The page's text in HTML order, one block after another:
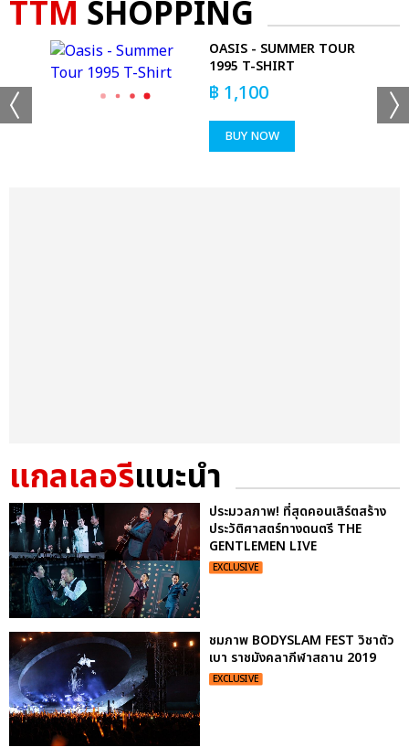
TTM SHOPPING
OASIS - SUMMER TOUR
1995 T-SHIRT
฿ 1,100
BUY NOW
แกลเลอรีแนะนำ
ประมวลภาพ! ที่สุดคอนเสิร์ตสร้าง
ประวัติศาสตร์ทางดนตรี THE
GENTLEMEN LIVE
EXCLUSIVE
ชมภาพ BODYSLAM FEST วิชาตัว
เบา ราชมังคลากีฬาสถาน 2019
EXCLUSIVE